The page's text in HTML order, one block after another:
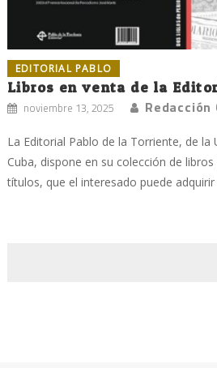
EDITORIAL PABLO
Libros en venta de la
noviembre 13, 2025
La Editorial Pablo de la Torriente, de la
Cuba, dispone en su colección de
títulos, que el interesado puede